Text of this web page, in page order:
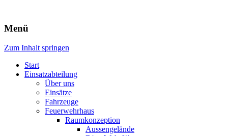
Freiwillige Feuerwehr Rodheim
v.d.H.
Menü
Zum Inhalt springen
Start
Einsatzabteilung
Über uns
Einsätze
Fahrzeuge
Feuerwehrhaus
Raumkonzeption
Aussengelände